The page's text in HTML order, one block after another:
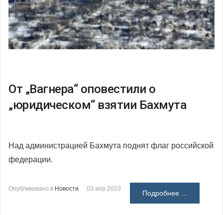
От „Вагнера“ оповестили о
„юридическом“ взятии Бахмута
Над администрацией Бахмута поднят флаг российской
федерации.
Опубликовано в Новости 03 апр 2023
Подробнее ...